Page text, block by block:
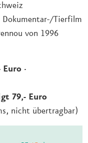
Tierfilm
von 1996
Euro ·
79,- Euro
nicht übertragbar)